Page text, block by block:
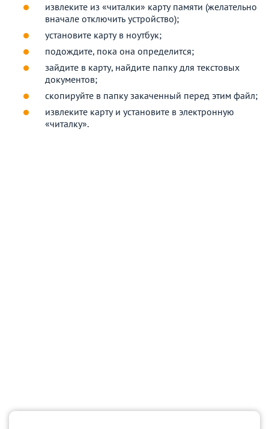
извлеките из «читалки» карту памяти (желательно
вначале отключить устройство);
установите карту в ноутбук;
подождите, пока она определится;
зайдите в карту, найдите папку для текстовых
документов;
скопируйте в папку закаченный перед этим файл;
извлеките карту и установите в электронную
«читалку».